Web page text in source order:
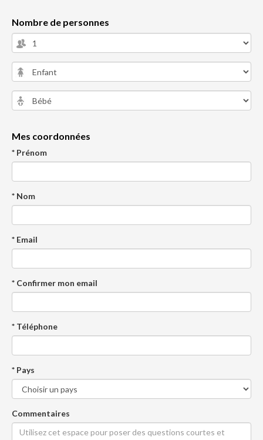
Nombre de personnes
Mes coordonnées
* Prénom
* Nom
* Email
* Confirmer mon email
* Téléphone
* Pays
Commentaires